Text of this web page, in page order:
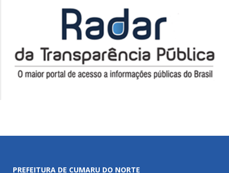
PREFEITURA DE CUMARU DO NORTE